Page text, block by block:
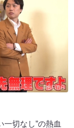
一切なし”の熱血